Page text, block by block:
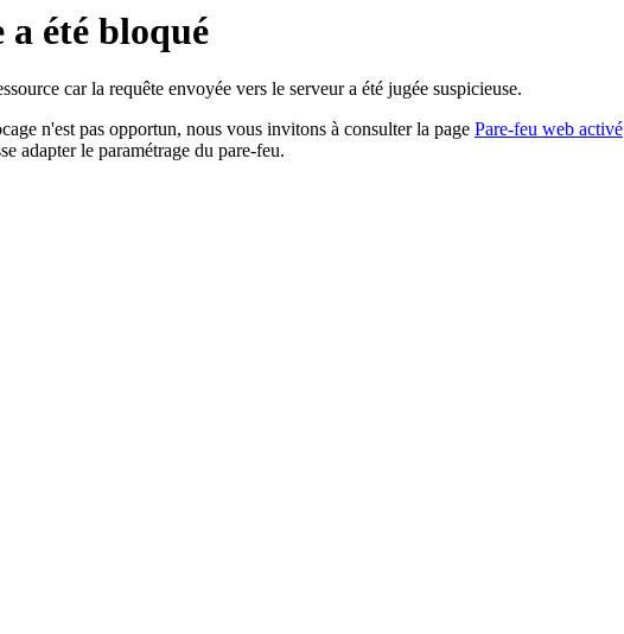
a été bloqué
car la requête envoyée vers le serveur a été jugée suspicieuse.
n'est pas opportun, nous vous invitons à consulter la page Pare-feu web activé
adapter le paramétrage du pare-feu.